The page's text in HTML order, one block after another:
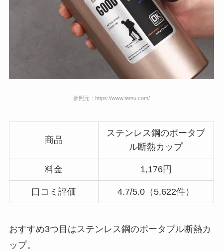
参照元：https://www.temu.com/
商品
ステンレス鋼のポータブ
ル断熱カップ
料金 1,176円
口コミ評価 4.7/5.0（5,622件）
おすすめ3つ目はステンレス鋼のポータブル断熱カ
ップ。